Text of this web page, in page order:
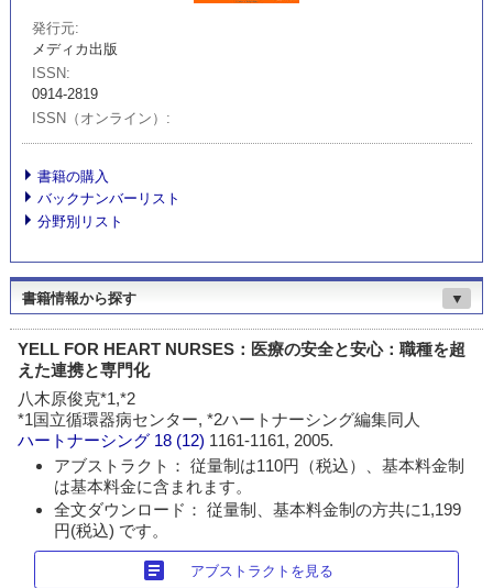
発行元
メディカ出版
ISSN
0914-2819
ISSN（オンライン）
書籍の購入
バックナンバーリスト
分野別リスト
書籍情報から探す ▼
YELL FOR HEART NURSES：医療の安全と安心：職種を超
えた連携と専門化
八木原俊克*1,*2
*1国立循環器病センター, *2ハートナーシング編集同人
ハートナーシング 18 (12) 1161-1161, 2005.
アブストラクト： 従量制は110円（税込）、基本料金制
は基本料金に含まれます。
全文ダウンロード： 従量制、基本料金制の方共に1,199
円(税込) です。
article アブストラクトを見る